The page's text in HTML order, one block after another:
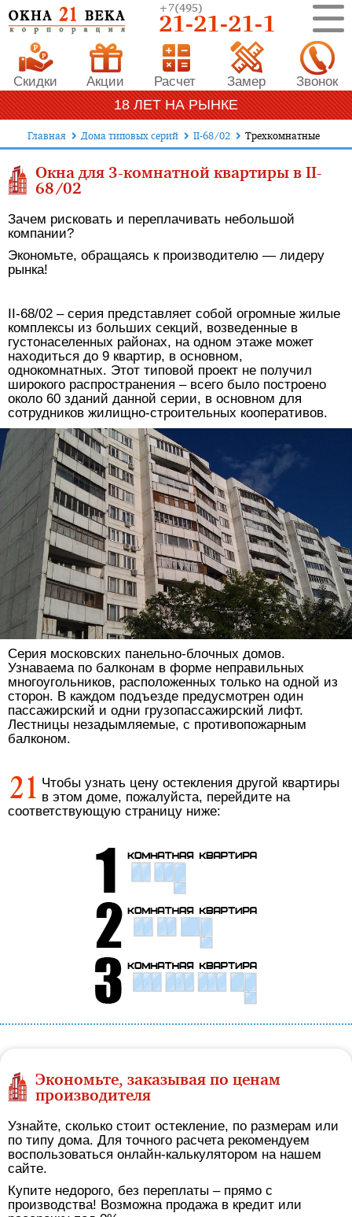
+7(495)
21-21-21-1
Скидки Акции Расчет Замер Звонок
18 ЛЕТ НА РЫНКЕ
Главная Дома типовых серий II-68/02 Трехкомнатные
Окна для 3-комнатной квартиры в II-
68/02
Зачем рисковать и переплачивать небольшой
компании?
Экономьте, обращаясь к производителю — лидеру
рынка!
II-68/02 – серия представляет собой огромные жилые
комплексы из больших секций, возведенные в
густонаселенных районах, на одном этаже может
находиться до 9 квартир, в основном,
однокомнатных. Этот типовой проект не получил
широкого распространения – всего было построено
около 60 зданий данной серии, в основном для
сотрудников жилищно-строительных кооперативов.
Серия московских панельно-блочных домов.
Узнаваема по балконам в форме неправильных
многоугольников, расположенных только на одной из
сторон. В каждом подъезде предусмотрен один
пассажирский и одни грузопассажирский лифт.
Лестницы незадымляемые, с противопожарным
балконом.
Чтобы узнать цену остекления другой квартиры
в этом доме, пожалуйста, перейдите на
соответствующую страницу ниже:
Экономьте, заказывая по ценам
производителя
Узнайте, сколько стоит остекление, по размерам или
по типу дома. Для точного расчета рекомендуем
воспользоваться онлайн-калькулятором на нашем
сайте.
Купите недорого, без переплаты – прямо с
производства! Возможна продажа в кредит или